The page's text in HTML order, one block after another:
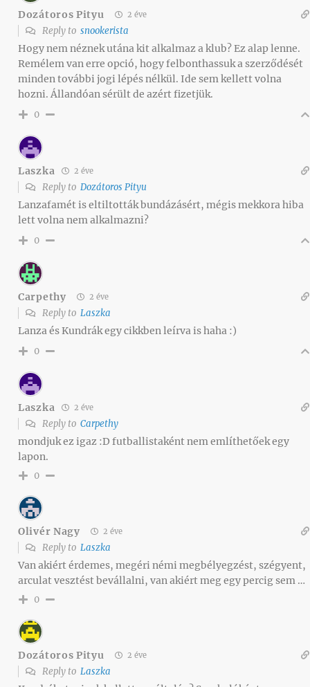
Dozátoros Pityu 2 éve
Reply to snookerista
Hogy nem néznek utána kit alkalmaz a klub? Ez alap lenne.
Remélem van erre opció, hogy felbonthassuk a szerződését
minden további jogi lépés nélkül. Ide sem kellett volna
hozni. Állandóan sérült de azért fizetjük.
0
Laszka 2 éve
Reply to Dozátoros Pityu
Lanzafamét is eltiltották bundázásért, mégis mekkora hiba
lett volna nem alkalmazni?
0
Carpethy 2 éve
Reply to Laszka
Lanza és Kundrák egy cikkben leírva is haha :)
0
Laszka 2 éve
Reply to Carpethy
mondjuk ez igaz :D futballistaként nem említhetőek egy
lapon.
0
Olivér Nagy 2 éve
Reply to Laszka
Van akiért érdemes, megéri némi megbélyegzést, szégyent,
arculat vesztést bevállalni, van akiért meg egy percig sem …
0
Dozátoros Pityu 2 éve
Reply to Laszka